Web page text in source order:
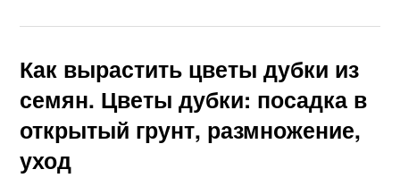
Как вырастить цветы дубки из
семян. Цветы дубки: посадка в
открытый грунт, размножение,
уход